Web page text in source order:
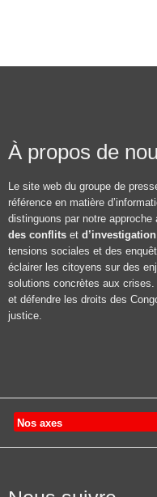
À propos de
Le site web du groupe de
référence en matière
distinguons par notre approche
des conflits et d’investigation
tensions sociales et des
éclairer les citoyens sur des
solutions concrètes aux
et défendre les droits des
justice.
Nos axes